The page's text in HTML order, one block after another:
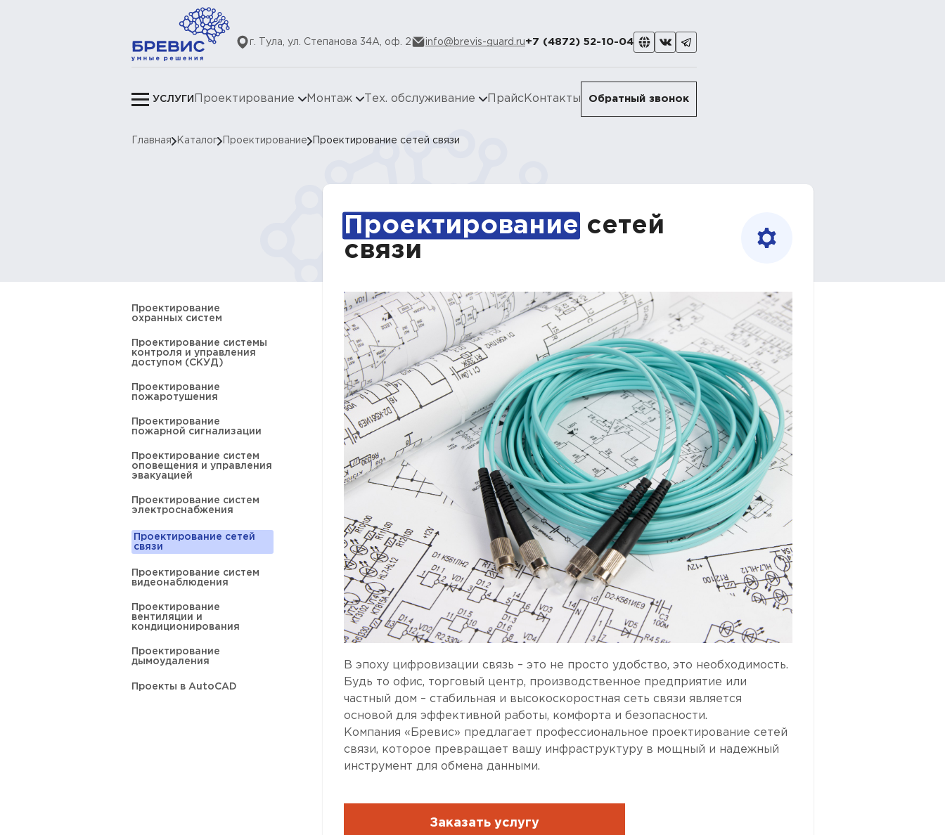
г. Тула, ул. Степанова 34А, оф. 2 info@brevis-guard.ru+7 (4872) 52-10-04
УСЛУГИ Проектирование Монтаж Тех. обслуживание Прайс Контакты Обратный звонок
Главная Каталог Проектирование Проектирование сетей связи
Проектирование
охранных систем
Проектирование системы
контроля и управления
доступом (СКУД)
Проектирование
пожаротушения
Проектирование
пожарной сигнализации
Проектирование систем
оповещения и управления
эвакуацией
Проектирование систем
электроснабжения
Проектирование сетей
связи
Проектирование систем
видеонаблюдения
Проектирование
вентиляции и
кондиционирования
Проектирование
дымоудаления
Проекты в AutoCAD
Проектирование сетей
связи
В эпоху цифровизации связь – это не просто удобство, это необходимость.
Будь то офис, торговый центр, производственное предприятие или
частный дом – стабильная и высокоскоростная сеть связи является
основой для эффективной работы, комфорта и безопасности.
Компания «Бревис» предлагает профессиональное проектирование сетей
связи, которое превращает вашу инфраструктуру в мощный и надежный
инструмент для обмена данными.
Заказать услугу